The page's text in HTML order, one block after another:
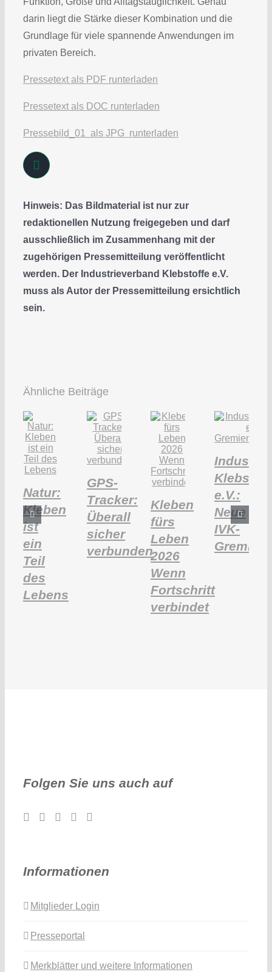
darin liegt die Stärke dieser Kombination und die
Grundlage für viele spannende Anwendungen im
privaten Bereich.
Pressetext als PDF runterladen
Pressetext als DOC runterladen
Pressebild_01 als JPG runterladen
Hinweis: Das Bildmaterial ist nur zur
redaktionellen Nutzung freigegeben und darf
ausschließlich im Zusammenhang mit der
zugehörigen Pressemitteilung veröffentlicht
werden. Der Industrieverband Klebstoffe e.V.
muss als Autor der Pressemitteilung ersichtlich
sein.
Ähnliche Beiträge
Natur:
Kleben
ist
ein
Teil
des
Lebens
GPS-
Tracker:
Überall
sicher
verbunden
Kleben
fürs
Leben
2026
Wenn
Fortschritt
verbindet
e.V.:
Neue
IVK-
Folgen Sie uns auch auf
Informationen
Mitglieder Login
Presseportal
Merkblätter und weitere Informationen